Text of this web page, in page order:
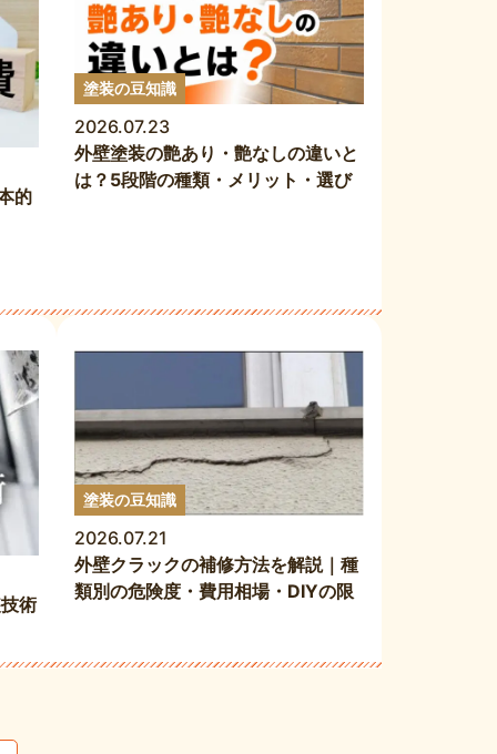
的
塗装の豆知識
2026.07.23
外壁塗装の艶あり・艶なしの違いと
は？5段階の種類・メリット・選び
術
塗装の豆知識
2026.07.21
外壁クラックの補修方法を解説｜種
類別の危険度・費用相場・DIYの限